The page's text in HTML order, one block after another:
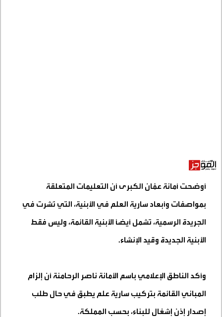
أوضحت أمانة عمّان الكبرى أن التعليمات المتعلقة
بمواصفات وأبعاد سارية العلم في الأبنية، التي نُشرت في
الجريدة الرسمية، تشمل أيضًا الأبنية القائمة، وليس فقط
الأبنية الجديدة وقيد الإنشاء.
وأكد الناطق الإعلامي باسم الأمانة ناصر الرحامنة أن إلزام
المباني القائمة بتركيب سارية علم يطبق في حال طلب
إصدار إذن إشغال للبناء، بحسب المملكة.